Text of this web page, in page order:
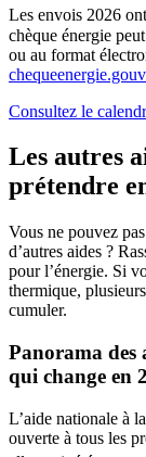
Les envois 2026
chèque énergie
ou au format
Consultez le
Les autres
prétendre
Vous ne pouvez
d’autres aides ?
pour l’énergie. Si
thermique,
cumuler.
Panorama des
qui change en
L’aide nationale à
ouverte à tous les